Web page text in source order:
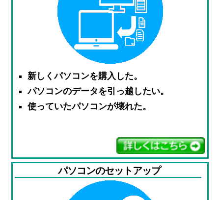
新しくパソコンを購入した。
パソコンのデータを引っ越したい。
使っていたパソコンが壊れた。
パソコンのセットアップ